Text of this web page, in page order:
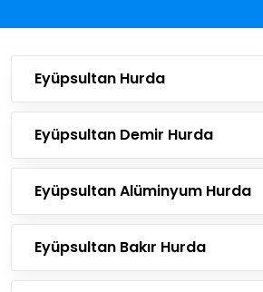
Eyüpsultan Hurda
Eyüpsultan Demir Hurda
Eyüpsultan Alüminyum Hurda
Eyüpsultan Bakır Hurda